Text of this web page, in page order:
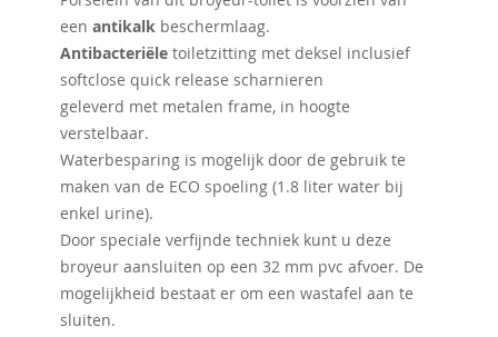
een antikalk beschermlaag.
Antibacteriële toiletzitting met deksel inclusief
softclose quick release scharnieren
geleverd met metalen frame, in hoogte
verstelbaar.
Waterbesparing is mogelijk door de gebruik te
maken van de ECO spoeling (1.8 liter water bij
enkel urine).
Door speciale verfijnde techniek kunt u deze
broyeur aansluiten op een 32 mm pvc afvoer. De
mogelijkheid bestaat er om een wastafel aan te
sluiten.